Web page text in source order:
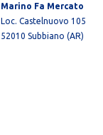
Marino Fa Mercato
Loc. Castelnuovo 105
52010 Subbiano (AR)